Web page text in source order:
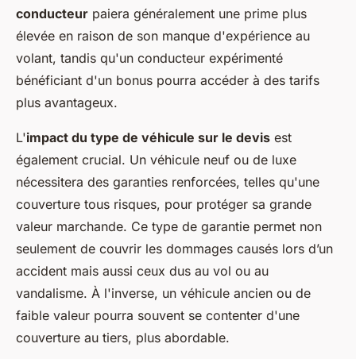
conducteur paiera généralement une prime plus
élevée en raison de son manque d'expérience au
volant, tandis qu'un conducteur expérimenté
bénéficiant d'un bonus pourra accéder à des tarifs
plus avantageux.
L'impact du type de véhicule sur le devis est
également crucial. Un véhicule neuf ou de luxe
nécessitera des garanties renforcées, telles qu'une
couverture tous risques, pour protéger sa grande
valeur marchande. Ce type de garantie permet non
seulement de couvrir les dommages causés lors d’un
accident mais aussi ceux dus au vol ou au
vandalisme. À l'inverse, un véhicule ancien ou de
faible valeur pourra souvent se contenter d'une
couverture au tiers, plus abordable.